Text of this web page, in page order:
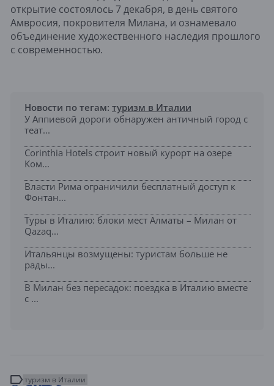
открытие состоялось 7 декабря, в день святого
Амвросия, покровителя Милана, и ознамевало
объединение художественного наследия прошлого
с современностью.
Новости по тегам: туризм в Италии
У Аппиевой дороги обнаружен античный город с
теат...
Corinthia Hotels строит новый курорт на озере
Ком...
Власти Рима ограничили бесплатный доступ к
Фонтан...
Туры в Италию: блоки мест Алматы – Милан от
Qazaq...
Итальянцы возмущены: туристам больше не
рады...
В Милан без пересадок: поездка в Италию вместе
с ...
туризм в Италии